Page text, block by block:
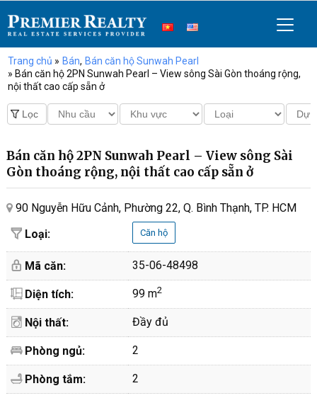
Trang chủ » Bán, Bán căn hộ Sunwah Pearl
» Bán căn hộ 2PN Sunwah Pearl – View sông Sài Gòn thoáng rộng,
nội thất cao cấp sẵn ở
Bán căn hộ 2PN Sunwah Pearl – View sông Sài
Gòn thoáng rộng, nội thất cao cấp sẵn ở
90 Nguyễn Hữu Cảnh, Phường 22, Q. Bình Thạnh, TP. HCM
Loại:
Căn hộ
Mã căn: 35-06-48498
Diện tích: 99 m2
Nội thất: Đầy đủ
Phòng ngủ: 2
Phòng tắm: 2